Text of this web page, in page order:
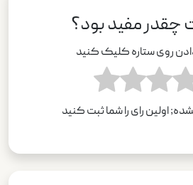
چقدر مفید بود؟
دادن روی ستاره کلیک کنید
اولین رای را شما ثبت کنید